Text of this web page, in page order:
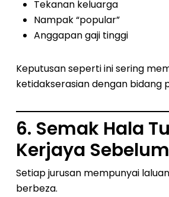
Tekanan keluarga
Nampak “popular”
Anggapan gaji tinggi
Keputusan seperti ini sering
ketidakserasian dengan bidang
6. Semak Hala
Kerjaya
Setiap jurusan mempunyai
berbeza.